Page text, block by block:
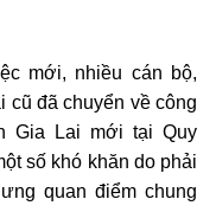
mới, nhiều cán bộ,
cũ đã chuyển về công
Gia Lai mới tại Quy
số khó khăn do phải
quan điểm chung